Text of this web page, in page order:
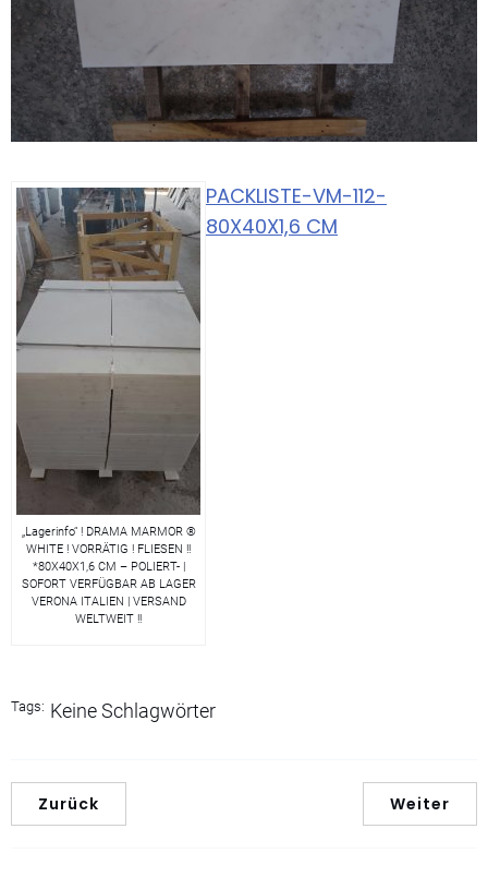
„Lagerinfo“ ! DRAMA MARMOR ®
WHITE ! VORRÄTIG ! FLIESEN !!
*80X40X1,6 CM – POLIERT- |
SOFORT VERFÜGBAR AB LAGER
VERONA ITALIEN | VERSAND
WELTWEIT !!
PACKLISTE-VM-112-
80X40X1,6 CM
Tags: Keine Schlagwörter
Zurück Weiter